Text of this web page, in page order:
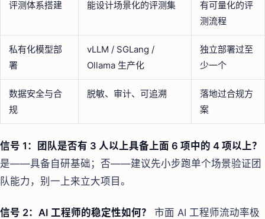
评测体系搭建 能设计场景化的评测集
有可量化的评
测流程
私有化模型部
署
vLLM / SGLang /
Ollama 生产化
独立部署过至
少一个
数据安全与合
规
脱敏、审计、可追溯
落地过合规方
案
信号 1：团队是否有 3 人以上具备上面 6 项中的 4 项以上？
是——具备自研基础；否——建议先小步跑单个场景验证团
队能力，别一上来立大项目。
信号 2：AI 工程师的稳定性如何？
市面 AI 工程师流动率极